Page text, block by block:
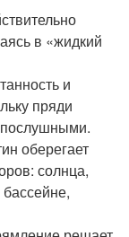
в «жидкий
и
пряди
послушными.
оберегает
солнца,